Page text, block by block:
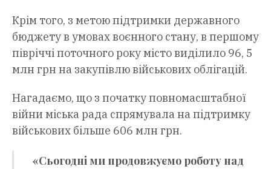
Крім того, з метою підтримки державного
бюджету в умовах воєнного стану, в першому
півріччі поточного року місто виділило 96, 5
млн грн на закупівлю військових облігацій.
Нагадаємо, що з початку повномасштабної
війни міська рада спрямувала на підтримку
військових більше 606 млн грн.
«Сьогодні ми продовжуємо роботу над